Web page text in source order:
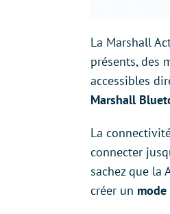
La Marshall
présents, des
accessibles
Marshall
La
connecter
sachez que la
créer un mode